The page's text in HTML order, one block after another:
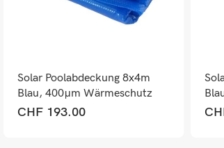
Solar Poolabdeckung 8x4m
Blau, 400µm Wärmeschutz
Plane
CHF193.00